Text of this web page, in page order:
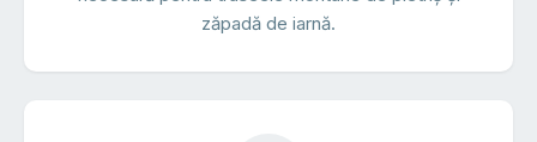
zăpadă de iarnă.